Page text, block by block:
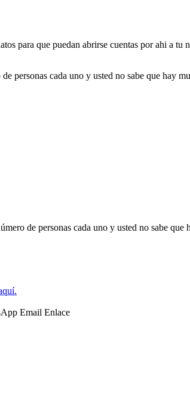
para que puedan abrirse cuentas por ahi a tu
personas cada uno y usted no sabe que hay
de personas cada uno y usted no sabe
Email Enlace